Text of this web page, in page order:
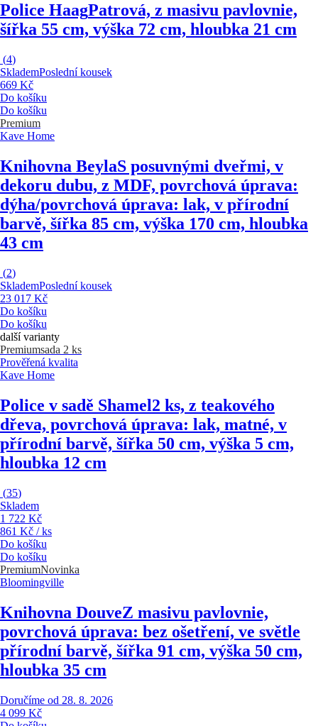
Police HaagPatrová, z masivu pavlovnie,
šířka 55 cm, výška 72 cm, hloubka 21 cm
(4)
SklademPoslední kousek
669 Kč
Do košíku
Do košíku
Premium
Kave Home
Knihovna BeylaS posuvnými dveřmi, v
dekoru dubu, z MDF, povrchová úprava:
dýha/povrchová úprava: lak, v přírodní
barvě, šířka 85 cm, výška 170 cm, hloubka
43 cm
(2)
SklademPoslední kousek
23 017 Kč
Do košíku
Do košíku
další varianty
Premiumsada 2 ks
Prověřená kvalita
Kave Home
Police v sadě Shamel2 ks, z teakového
dřeva, povrchová úprava: lak, matné, v
přírodní barvě, šířka 50 cm, výška 5 cm,
hloubka 12 cm
(35)
Skladem
1 722 Kč
861 Kč / ks
Do košíku
Do košíku
PremiumNovinka
Bloomingville
Knihovna DouveZ masivu pavlovnie,
povrchová úprava: bez ošetření, ve světle
přírodní barvě, šířka 91 cm, výška 50 cm,
hloubka 35 cm
Doručíme od 28. 8. 2026
4 099 Kč